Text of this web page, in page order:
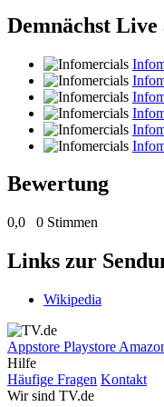
Demnächst Live
Bewertung
0,0 0 Stimmen
Links zur
Wikipedia
Appstore Playstore
Hilfe
Häufige Fragen Kontakt
Wir sind TV.de